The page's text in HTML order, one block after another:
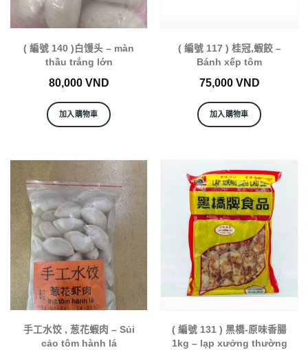
( 編號 140 )白馒头 – màn
thầu trắng lớn
80,000 VND
加入購物車
( 編號 117 ) 桂冠,蝦餃 –
Bánh xếp tôm
75,000 VND
加入購物車
手工水饺 , 葱花蝦肉 – Sủi
cảo tôm hành lá
( 編號 131 ) 黑橋-原味香腸
1kg – lạp xưởng thường